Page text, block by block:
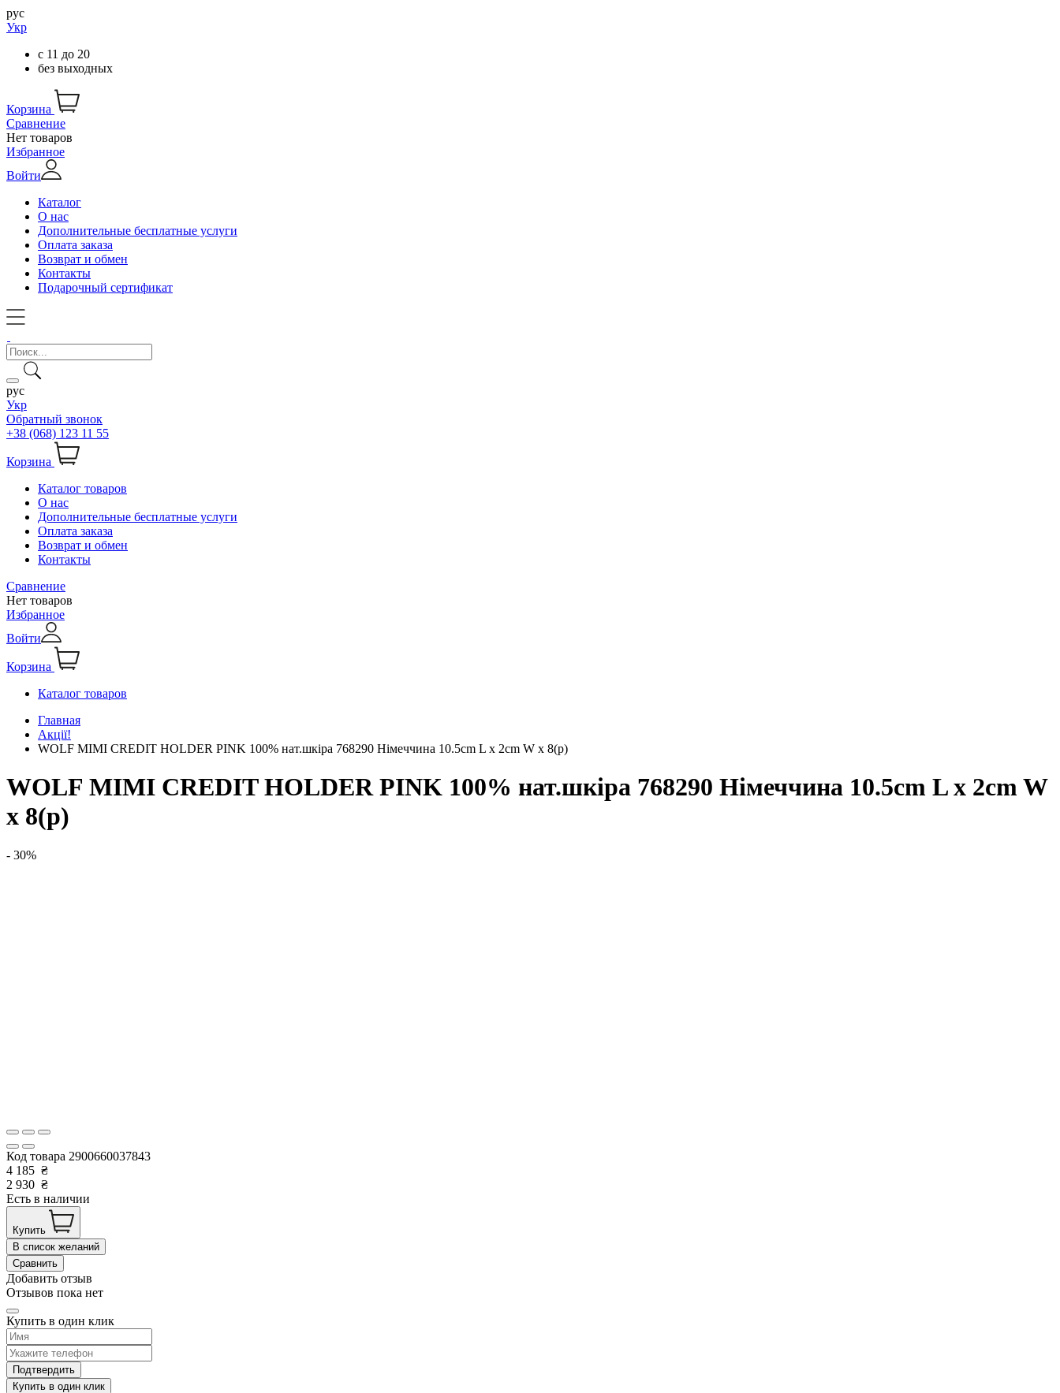
рус
Укр
с 11 до 20
без выходных
Корзина
Сравнение
Нет товаров
Избранное
Войти
Каталог
О нас
Дополнительные бесплатные услуги
Оплата заказа
Возврат и обмен
Контакты
Подарочный сертификат
рус
Укр
Обратный звонок
+38 (068) 123 11 55
Корзина
Каталог товаров
О нас
Дополнительные бесплатные услуги
Оплата заказа
Возврат и обмен
Контакты
Сравнение
Нет товаров
Избранное
Войти
Корзина
Каталог товаров
Главная
Акції!
WOLF MIMI CREDIT HOLDER PINK 100% нат.шкіра 768290 Німеччина 10.5cm L x 2cm W x 8(р)
WOLF MIMI CREDIT HOLDER PINK 100% нат.шкіра 768290 Німеччина 10.5cm L x 2cm W
x 8(р)
- 30%
Код товара 2900660037843
4 185 ₴
2 930 ₴
Есть в наличии
Купить
В список желаний
Сравнить
Добавить отзыв
Отзывов пока нет
Купить в один клик
Подтвердить
Купить в один клик